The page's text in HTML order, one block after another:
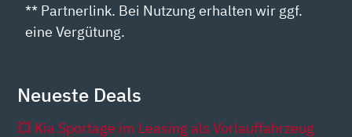
** Partnerlink. Bei Nutzung erhalten wir ggf.
eine Vergütung.
Neueste Deals
💥 Kia Sportage im Leasing als Vorlauffahrzeug